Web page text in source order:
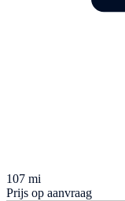
107 mi
Prijs op aanvraag